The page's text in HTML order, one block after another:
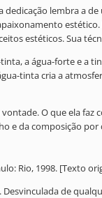
lembra a
estéticos. Sua
a água-forte e a
tinta cria a
O que ela
da composição
Rio, 1998. [Texto
de